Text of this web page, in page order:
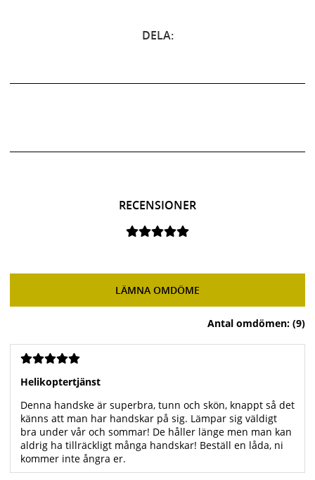
DELA:
RECENSIONER
LÄMNA OMDÖME
Antal omdömen: (9)
Helikoptertjänst
Denna handske är superbra, tunn och skön, knappt så det
känns att man har handskar på sig. Lämpar sig väldigt
bra under vår och sommar! De håller länge men man kan
aldrig ha tillräckligt många handskar! Beställ en låda, ni
kommer inte ångra er.